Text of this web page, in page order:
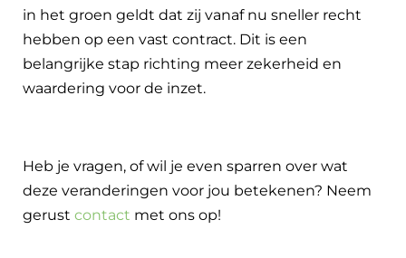
in het groen geldt dat zij vanaf nu sneller recht
hebben op een vast contract. Dit is een
belangrijke stap richting meer zekerheid en
waardering voor de inzet.
Heb je vragen, of wil je even sparren over wat
deze veranderingen voor jou betekenen? Neem
gerust contact met ons op!